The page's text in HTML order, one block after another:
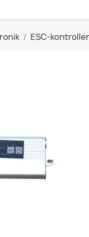
ESC-kontroller